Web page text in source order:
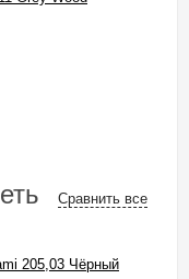
Сравнить все
205,03 Чёрный